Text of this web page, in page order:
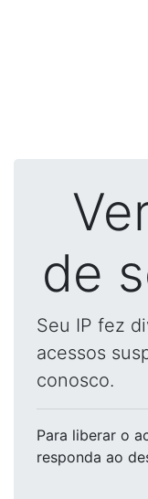
de
Seu IP fez
acessos
conosco.
Para liberar o
responda ao